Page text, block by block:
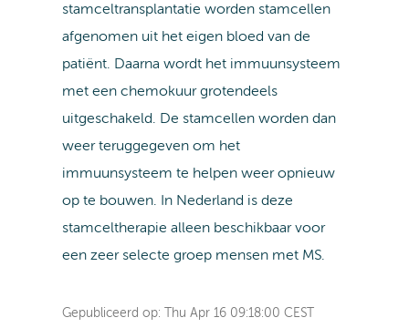
stamceltransplantatie worden stamcellen
afgenomen uit het eigen bloed van de
patiënt. Daarna wordt het immuunsysteem
met een chemokuur grotendeels
uitgeschakeld. De stamcellen worden dan
weer teruggegeven om het
immuunsysteem te helpen weer opnieuw
op te bouwen. In Nederland is deze
stamceltherapie alleen beschikbaar voor
een zeer selecte groep mensen met MS.
Gepubliceerd op: Thu Apr 16 09:18:00 CEST